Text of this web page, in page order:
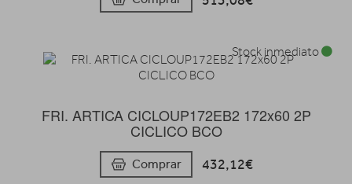
FRI. ARTICA CICLOUP172EB2 172x60 2P
CICLICO BCO
Comprar 432,12€
Stock inmediato